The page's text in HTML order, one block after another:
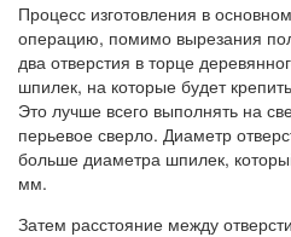
Процесс изготовления в
операцию, помимо вырезания
два отверстия в торце
шпилек, на которые будет
Это лучше всего выполнять на
перьевое сверло. Диаметр
больше диаметра шпилек,
мм.
Затем расстояние между